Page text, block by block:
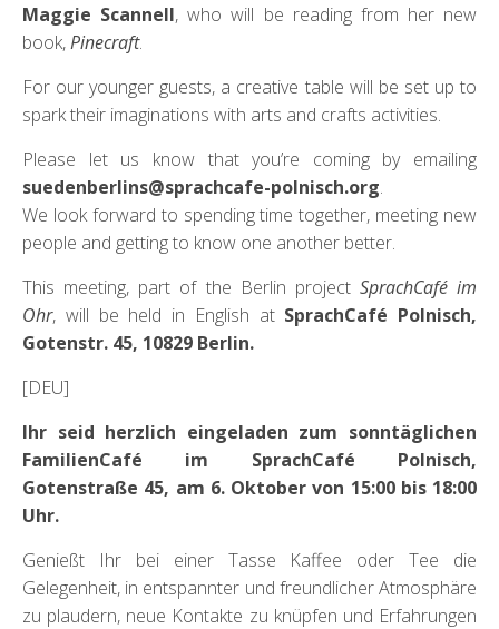
Maggie Scannell, who will be reading from her new
book,Pinecraft.
For our younger guests, a creative table will be set up to
spark their imaginations with arts and crafts activities.
Please let us know that you’re coming by emailing
suedenberlins@sprachcafe-polnisch.org.
We look forward to spending time together, meeting new
people and getting to know one another better.
This meeting, part of the Berlin project SprachCafé im
Ohr, will be held in English at SprachCafé Polnisch,
Gotenstr. 45, 10829 Berlin.
[DEU]
Ihr seid herzlich eingeladen zum sonntäglichen
FamilienCafé im SprachCafé Polnisch,
Gotenstraße 45, am 6. Oktober von 15:00 bis 18:00
Uhr.
Genießt Ihr bei einer Tasse Kaffee oder Tee die
Gelegenheit, in entspannter und freundlicher Atmosphäre
zu plaudern, neue Kontakte zu knüpfen und Erfahrungen